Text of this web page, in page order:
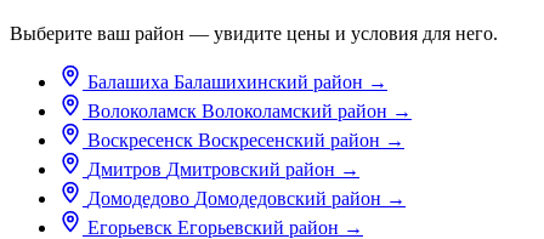
Выберите ваш район — увидите цены и условия для него.
Балашиха Балашихинский район →
Волоколамск Волоколамский район →
Воскресенск Воскресенский район →
Дмитров Дмитровский район →
Домодедово Домодедовский район →
Егорьевск Егорьевский район →